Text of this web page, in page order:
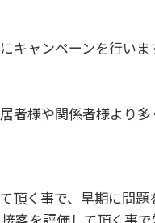
キャンペーンを行いま
様や関係者様より多
頂く事で、早期に問